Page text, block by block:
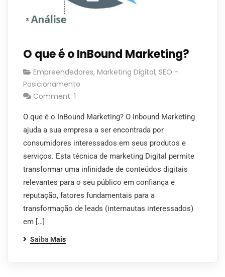
O que é o InBound Marketing?
Empreendedores, Marketing Digital, SEO -
Posicionamento
Comment: 1
O que é o InBound Marketing? O Inbound Marketing
ajuda a sua empresa a ser encontrada por
consumidores interessados em seus produtos e
serviços. Esta técnica de marketing Digital permite
transformar uma infinidade de conteúdos digitais
relevantes para o seu público em confiança e
reputação, fatores fundamentais para a
transformação de leads (internautas interessados)
em […]
Saiba Mais